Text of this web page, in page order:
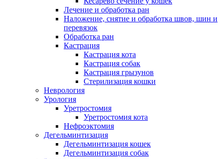
Лечение и обработка ран
Наложение, снятие и обработка швов, шин и
перевязок
Обработка ран
Кастрация
Кастрация кота
Кастрация собак
Кастрация грызунов
Стерилизация кошки
Неврология
Урология
Уретростомия
Уретростомия кота
Нефроэктомия
Дегельминтизация
Дегельминтизация кошек
Дегельминтизация собак